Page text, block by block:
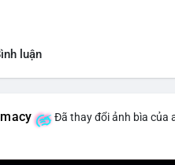
luận
Đã thay đổi ảnh bìa của